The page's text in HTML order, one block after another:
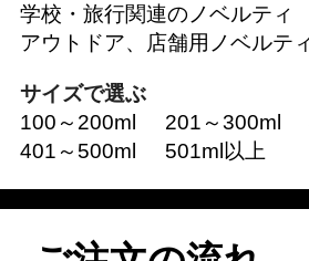
学校・旅行関連のノベルティ
アウトドア、店舗用ノベルテ
サイズで選ぶ
100～200ml
201～300ml
401～500ml
501ml以上